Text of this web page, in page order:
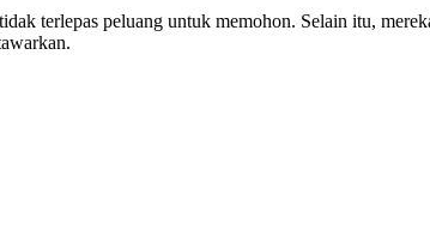
terlepas peluang untuk memohon. Selain itu,